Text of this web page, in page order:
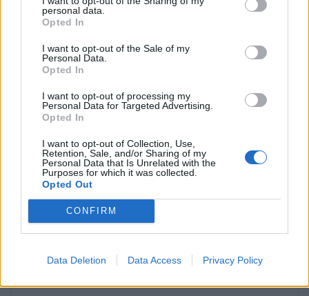
personal data.
Opted In
I want to opt-out of the Sale of my
Personal Data.
Opted In
I want to opt-out of processing my
Personal Data for Targeted Advertising.
Opted In
I want to opt-out of Collection, Use,
Retention, Sale, and/or Sharing of my
Personal Data that Is Unrelated with the
Purposes for which it was collected.
Opted Out
CONFIRM
Data Deletion Data Access Privacy Policy
Δείτε Επίσης
Skoda: Ξεκίνησε η
Peaq – Δείτε Video από
GAC: Πώς το software
του μέλλοντος (Video)